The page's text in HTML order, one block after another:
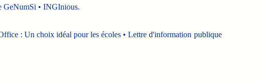
GeNumSi • INGInious.
: Un choix idéal pour les écoles • Lettre d'information publique